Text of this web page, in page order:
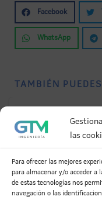
las
Para ofrecer las mejores
para almacenar y/o acceder
de estas tecnologías nos
navegación o las
Facebook
WhatsApp
TAMBIÉN